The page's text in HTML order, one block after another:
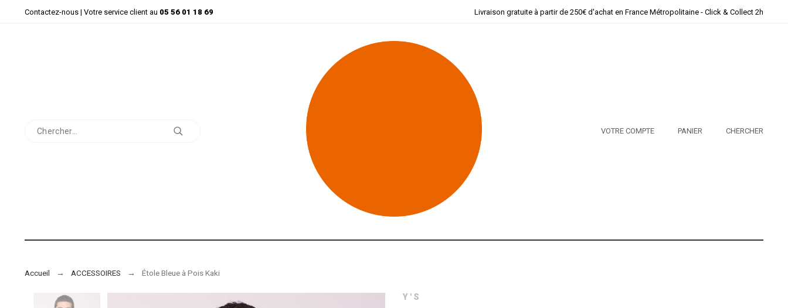
Contactez-nous| Votre service client au 05 56 01 18 69 Livraison gratuite à partir de 250€ d'achat en France Métropolitaine - Click & Collect 2h
VOTRE COMPTE PANIER CHERCHER
Accueil ACCESSOIRES Étole Bleue à Pois Kaki
Y'S